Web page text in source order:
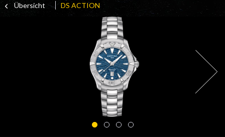
Übersicht DS ACTION